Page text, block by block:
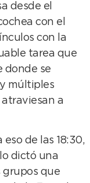
desde el
con el
con la
tarea que
donde se
múltiples
a
de las 18:30,
dictó una
grupos que